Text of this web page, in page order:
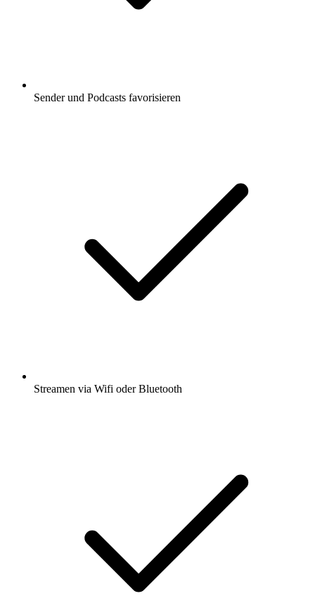
Sender und Podcasts favorisieren
Streamen via Wifi oder Bluetooth